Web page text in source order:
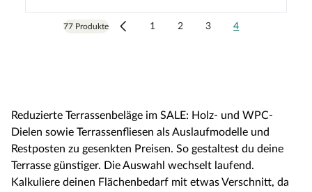
77 Produkte 1 2 3 4
Reduzierte Terrassenbeläge im SALE: Holz- und WPC-
Dielen sowie Terrassenfliesen als Auslaufmodelle und
Restposten zu gesenkten Preisen. So gestaltest du deine
Terrasse günstiger. Die Auswahl wechselt laufend.
Kalkuliere deinen Flächenbedarf mit etwas Verschnitt, da